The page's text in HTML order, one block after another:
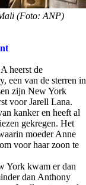
(Foto: ANP)
heerst de
een van de sterren in
zijn New York
voor Jarell Lana.
kanker en heeft al
gekregen. Het
moeder Anne
voor haar zoon te
York kwam er dan
dan Anthony